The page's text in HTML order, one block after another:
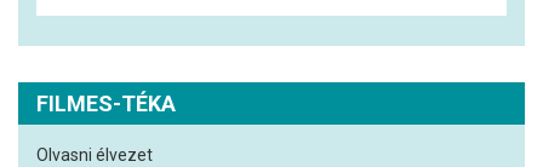
FILMES-TÉKA
Olvasni élvezet